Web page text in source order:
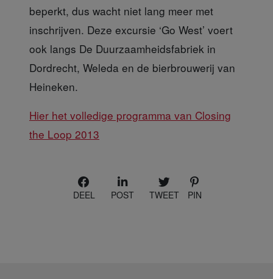
beperkt, dus wacht niet lang meer met
inschrijven. Deze excursie ‘Go West’ voert
ook langs De Duurzaamheidsfabriek in
Dordrecht, Weleda en de bierbrouwerij van
Heineken.
Hier het volledige programma van Closing
the Loop 2013
DEEL POST TWEET PIN